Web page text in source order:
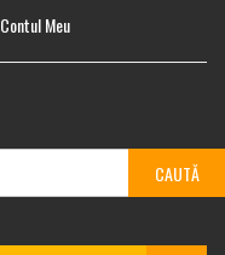
Contul Meu